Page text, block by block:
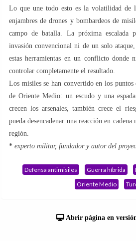
Lo que une todo esto es la volatilidad de
enjambres de drones y bombardeos de
campo de batalla. La próxima escalada
invasión convencional ni de un solo
estas herramientas en un conflicto donde
controlar completamente el resultado.
Los misiles se han convertido en los
de Oriente Medio: un escudo y una
crecen los arsenales, también crece el
pueda desencadenar una reacción en
región.
* experto militar, fundador y autor del
Defensa antimisiles Guerra híbrida
Oriente Medio
Abrir página en